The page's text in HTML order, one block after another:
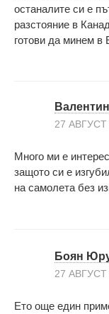
останалите си е
разстояние в
готови да минем в
Валентин
27 АВГУСТ
Много ми е
защото си е
на самолета без
Боян
27 АВГУСТ
Ето още един